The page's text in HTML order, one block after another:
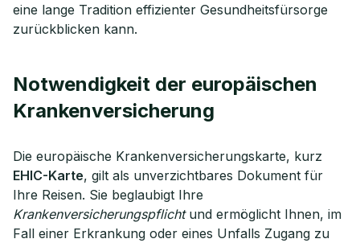
eine lange Tradition effizienter Gesundheitsfürsorge
zurückblicken kann.
Notwendigkeit der europäischen
Krankenversicherung
Die europäische Krankenversicherungskarte, kurz
EHIC-Karte, gilt als unverzichtbares Dokument für
Ihre Reisen. Sie beglaubigt Ihre
Krankenversicherungspflichtund ermöglicht Ihnen, im
Fall einer Erkrankung oder eines Unfalls Zugang zu